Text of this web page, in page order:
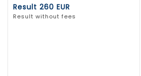
Result 260 EUR
Result without fees